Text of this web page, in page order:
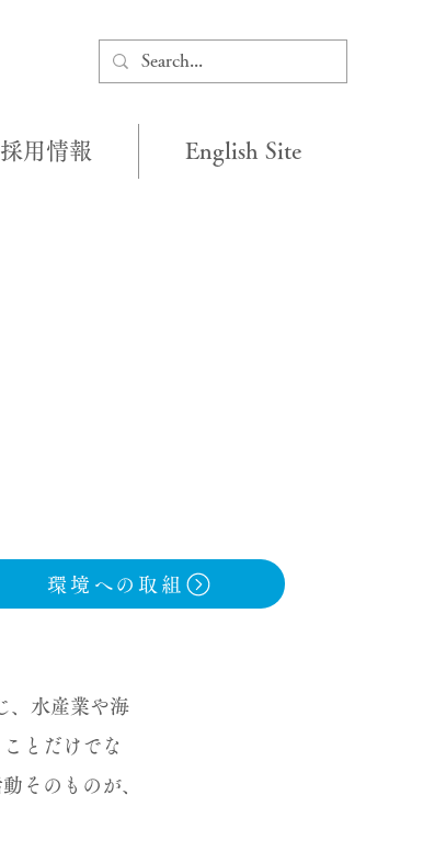
採用情報 English Site
環境への取組
、水産業や海
とだけでな
そのものが、